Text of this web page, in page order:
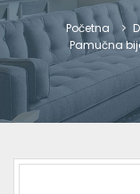
Početna
Pamučna